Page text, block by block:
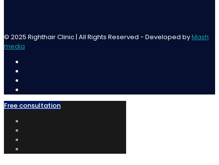
© 2025 Righthair Clinic | All Rights Reserved - Developed byMash
media
Free consultation